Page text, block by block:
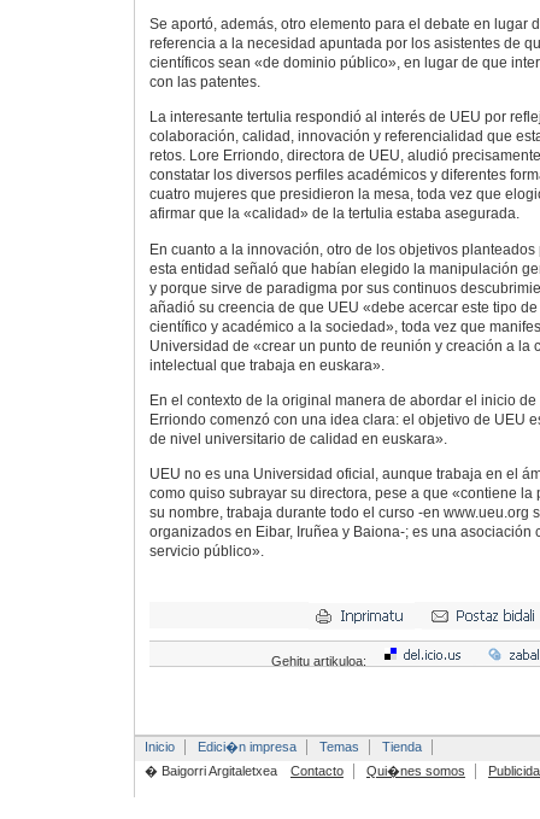
Se aportó, además, otro elemento para el debate en lugar
referencia a la necesidad apuntada por los asistentes de
científicos sean «de dominio público», en lugar de que
con las patentes.
La interesante tertulia respondió al interés de UEU por
colaboración, calidad, innovación y referencialidad que
retos. Lore Erriondo, directora de UEU, aludió
constatar los diversos perfiles académicos y diferentes
cuatro mujeres que presidieron la mesa, toda vez que
afirmar que la «calidad» de la tertulia estaba asegurada.
En cuanto a la innovación, otro de los objetivos
esta entidad señaló que habían elegido la manipulación
y porque sirve de paradigma por sus continuos
añadió su creencia de que UEU «debe acercar este tipo
científico y académico a la sociedad», toda vez que
Universidad de «crear un punto de reunión y creación a la
intelectual que trabaja en euskara».
En el contexto de la original manera de abordar el inicio
Erriondo comenzó con una idea clara: el objetivo de UEU
de nivel universitario de calidad en euskara».
UEU no es una Universidad oficial, aunque trabaja en el
como quiso subrayar su directora, pese a que «contiene
su nombre, trabaja durante todo el curso -en www.ueu.org
organizados en Eibar, Iruñea y Baiona-; es una asociación
servicio público».
Gehitu artikuloa:
Inicio Edici�n impresa Temas
Tienda
� Baigorri Argitaletxea
Contacto Qui�nes somos